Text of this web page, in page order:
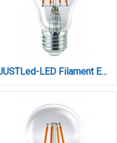
JUSTLed-LED Filament Ε27 Α60 10W 4000K Φυσικό (B276010102)